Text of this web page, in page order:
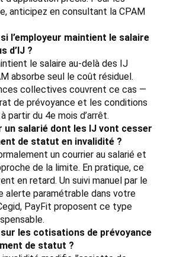
anticipez en consultant la CPAM
l’employeur maintient le salaire
d’IJ ?
le salaire au-delà des IJ
absorbe seul le coût résiduel.
collectives couvrent ce cas —
de prévoyance et les conditions
partir du 4e mois d’arrêt.
un salarié dont les IJ vont cesser
de statut en invalidité ?
un courrier au salarié et
de la limite. En pratique, ce
en retard. Un suivi manuel par le
alerte paramétrable dans votre
PayFit proposent ce type
les cotisations de prévoyance
de statut ?